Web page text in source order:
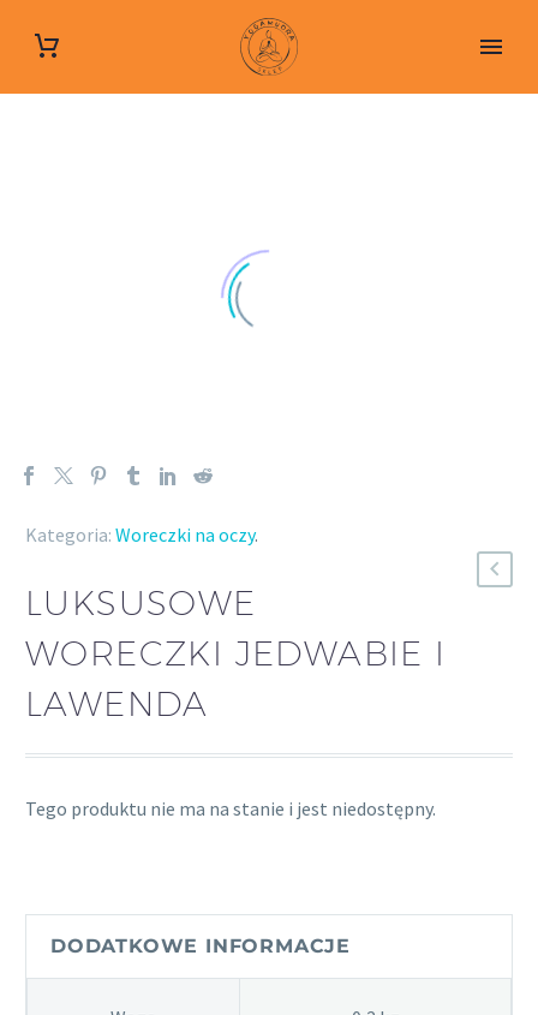
Kategoria: Woreczki na oczy.
LUKSUSOWE
WORECZKI JEDWABIE I
LAWENDA
Tego produktu nie ma na stanie i jest niedostępny.
DODATKOWE INFORMACJE